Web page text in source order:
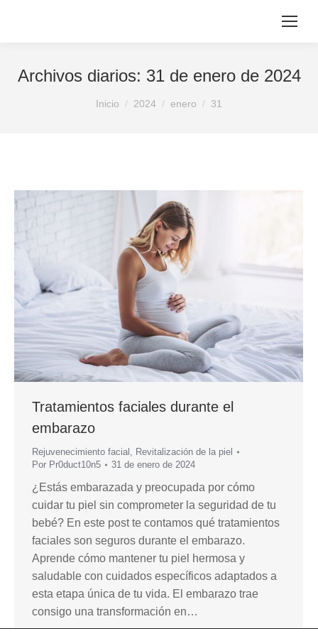
Archivos diarios: 31 de enero de 2024
Inicio 2024 enero 31
Tratamientos faciales durante el
embarazo
Rejuvenecimiento facial
Revitalización de la piel
Por Pr0duct10n5 31 de enero de 2024
¿Estás embarazada y preocupada por cómo
cuidar tu piel sin comprometer la seguridad de tu
bebé? En este post te contamos qué tratamientos
faciales son seguros durante el embarazo.
Aprende cómo mantener tu piel hermosa y
saludable con cuidados específicos adaptados a
esta etapa única de tu vida. El embarazo trae
consigo una transformación en…